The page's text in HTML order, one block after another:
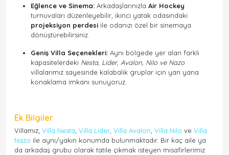
Eğlence ve Sinema: Arkadaşlarınızla Air Hockey
turnuvaları düzenleyebilir, ikinci yatak odasındaki
projeksiyon perdesi ile odanızı özel bir sinemaya
dönüştürebilirsiniz.
Geniş Villa Seçenekleri: Aynı bölgede yer alan farklı
kapasitelerdeki Nesta, Lider, Avalon, Nilo ve Nazo
villalarımız sayesinde kalabalık gruplar için yan yana
konaklama imkanı sunuyoruz.
Ek Bilgiler
Villamız; Villa Nesta Villa Lider Villa Avalon Villa Nilo ve Villa
Nazo ile aynı/yakın konumda bulunmaktadır. Bir kaç aile ya
da arkadaş grubu olarak tatile çıkmak isteyen misafirlerimiz